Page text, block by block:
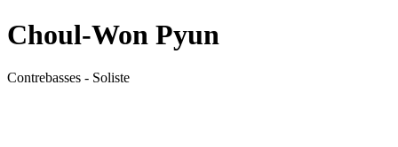
Choul-Won Pyun
Contrebasses - Soliste